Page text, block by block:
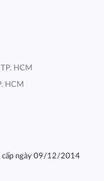
HCM
HCM
cấp ngày 09/12/2014